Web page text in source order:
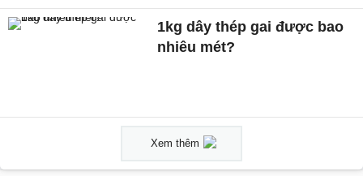
1kg dây thép gai được bao
nhiêu mét?
Xem thêm